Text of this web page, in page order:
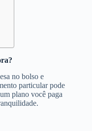
no bolso e
particular pode
plano você paga